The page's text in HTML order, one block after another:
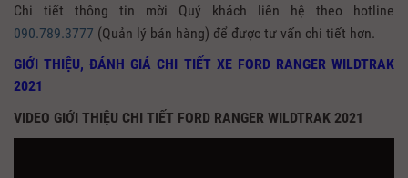
Chi tiết thông tin mời Quý khách liên hệ theo hotline
090.789.3777 (Quản lý bán hàng) để được tư vấn chi tiết hơn.
GIỚI THIỆU, ĐÁNH GIÁ CHI TIẾT XE FORD RANGER WILDTRAK
2021
VIDEO GIỚI THIỆU CHI TIẾT FORD RANGER WILDTRAK 2021